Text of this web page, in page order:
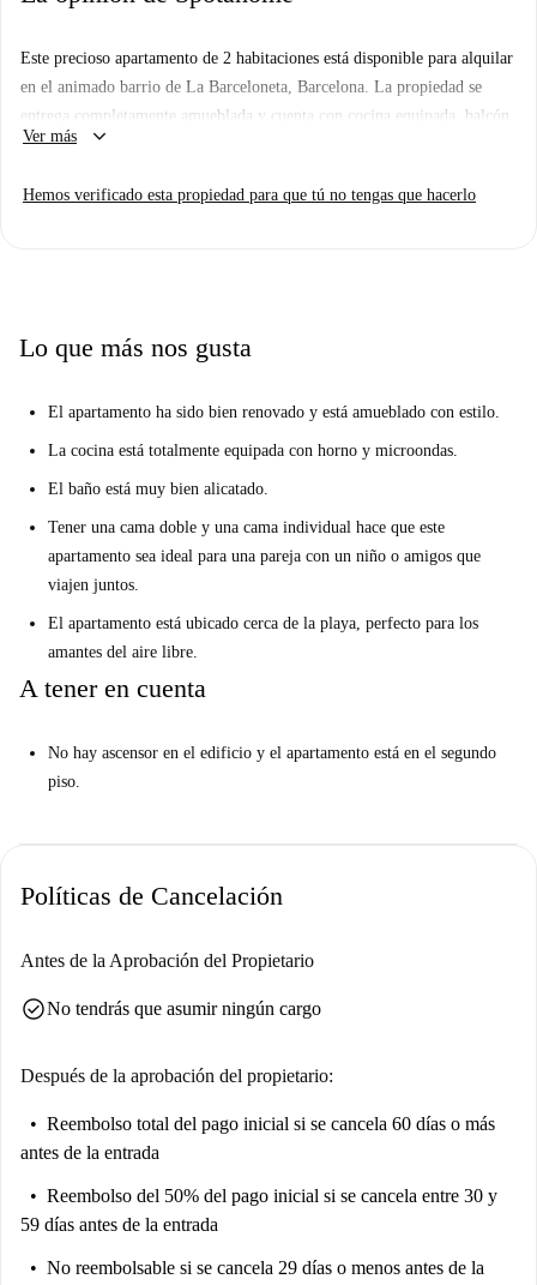
Este precioso apartamento de 2 habitaciones está disponible para alquilar
en el animado barrio de La Barceloneta, Barcelona. La propiedad se
entrega completamente amueblada y cuenta con cocina equipada, balcón
y otras comodidades. Parejas y profesionales son bienvenidos, y todos
revisado personalmente esta propiedad para su mayor tranquilidad.
proximidad a la playa y sus lugares emblemáticos. Disfrute de la
Ver más keyboard_arrow_down
Hemos verificado esta propiedad para que tú no tengas que hacerlo
Lo que más nos gusta
El apartamento ha sido bien renovado y está amueblado con estilo.
La cocina está totalmente equipada con horno y microondas.
El baño está muy bien alicatado.
Tener una cama doble y una cama individual hace que este
apartamento sea ideal para una pareja con un niño o amigos que
viajen juntos.
El apartamento está ubicado cerca de la playa, perfecto para los
amantes del aire libre.
A tener en cuenta
No hay ascensor en el edificio y el apartamento está en el segundo
piso.
Políticas de Cancelación
Antes de la Aprobación del Propietario
check_circleNo tendrás que asumir ningún cargo
Después de la aprobación del propietario:
Reembolso total del pago inicial si se cancela 60 días o más
antes de la entrada
Reembolso del 50% del pago inicial si se cancela entre 30 y
59 días antes de la entrada
No reembolsable si se cancela 29 días o menos antes de la